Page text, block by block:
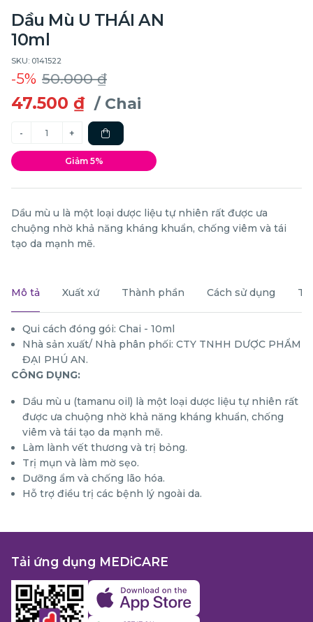
Dầu Mù U THÁI AN
10ml
SKU: 0141522
-5% 50.000 ₫
47.500 ₫ / Chai
Giảm 5%
Dầu mù u là một loại dược liệu tự nhiên rất được ưa
chuộng nhờ khả năng kháng khuẩn, chống viêm và tái
tạo da mạnh mẽ.
Mô tả Xuất xứ Thành phần Cách sử dụng
Qui cách đóng gói: Chai - 10ml
Nhà sản xuất/ Nhà phân phối: CTY TNHH DƯỢC PHẨM
ĐẠI PHÚ AN.
CÔNG DỤNG:
Dầu mù u (tamanu oil) là một loại dược liệu tự nhiên rất
được ưa chuộng nhờ khả năng kháng khuẩn, chống
viêm và tái tạo da mạnh mẽ.
Làm lành vết thương và trị bỏng.
Trị mụn và làm mờ sẹo.
Dưỡng ẩm và chống lão hóa.
Hỗ trợ điều trị các bệnh lý ngoài da.
Tải ứng dụng MEDiCARE